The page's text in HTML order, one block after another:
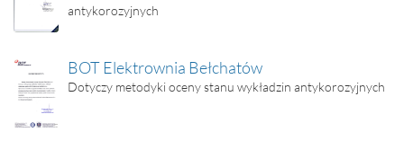
antykorozyjnych
BOT Elektrownia Bełchatów
Dotyczy metodyki oceny stanu wykładzin antykorozyjnych